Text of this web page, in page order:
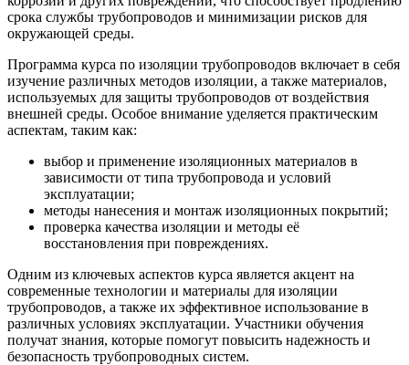
срока службы трубопроводов и минимизации рисков для
окружающей среды.
Программа курса по изоляции трубопроводов включает в себя
изучение различных методов изоляции, а также материалов,
используемых для защиты трубопроводов от воздействия
внешней среды. Особое внимание уделяется практическим
аспектам, таким как:
выбор и применение изоляционных материалов в
зависимости от типа трубопровода и условий
эксплуатации;
методы нанесения и монтаж изоляционных покрытий;
проверка качества изоляции и методы её
восстановления при повреждениях.
Одним из ключевых аспектов курса является акцент на
современные технологии и материалы для изоляции
трубопроводов, а также их эффективное использование в
различных условиях эксплуатации. Участники обучения
получат знания, которые помогут повысить надежность и
безопасность трубопроводных систем.